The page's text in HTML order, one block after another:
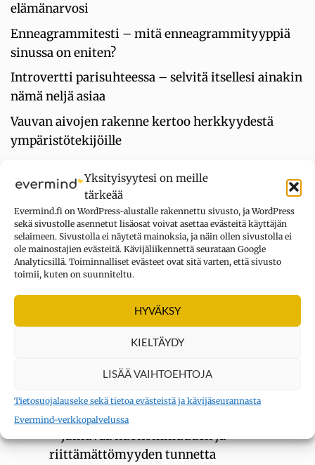
Yksityisyytesi on meille
tärkeää
Evermind.fi on WordPress-alustalle rakennettu sivusto, ja WordPress
sekä sivustolle asennetut lisäosat voivat asettaa evästeitä käyttäjän
selaimeen. Sivustolla ei näytetä mainoksia, ja näin ollen sivustolla ei
ole mainostajien evästeitä. Kävijäliikennettä seurataan Google
Analyticsillä. Toiminnalliset evästeet ovat sitä varten, että sivusto
toimii, kuten on suunniteltu.
HYVÄKSY
KIELTÄYDY
LISÄÄ VAIHTOEHTOJA
Tietosuojalauseke sekä tietoa evästeistä ja kävijäseurannasta
Evermind-verkkopalvelussa
elämänarvosi
Enneagrammitesti – mitä enneagrammityyppiä
sinussa on eniten?
Introvertti parisuhteessa – selvitä itsellesi ainakin
nämä neljä asiaa
Vauvan aivojen rakenne kertoo herkkyydestä
ympäristötekijöille
persoonallisuuden piirrettä
UUSIMMAT KOMMENTIT
erityisherkkä? Tee testi
Sain 22 pistettä KYLLÄ... tuntuu siltä, ettei
luokallamme on 20 oppilasta mutta silti minua
BigMamaaiheesta
– jatkuvaa huonommuuden ja
riittämättömyyden tunnetta